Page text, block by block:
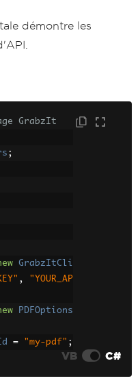
démontre les
GrabzIt
;
GrabzItCli
,
"YOUR_AP
PDFOptions
= "my-pdf" ;
VB C#